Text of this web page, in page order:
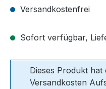
Versandkostenfrei
Sofort verfügbar,
Dieses Produkt hat
Versandkosten